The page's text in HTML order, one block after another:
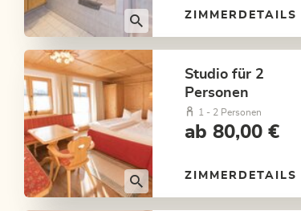
ZIMMERDETAILS
Studio für 2
Personen
1 - 2 Personen
ab 80,00 €
ZIMMERDETAILS